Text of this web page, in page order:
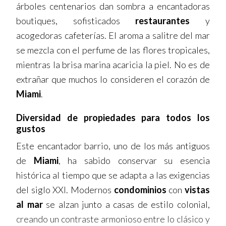
árboles centenarios dan sombra a encantadoras
boutiques, sofisticados restaurantes y
acogedoras cafeterías. El aroma a salitre del mar
se mezcla con el perfume de las flores tropicales,
mientras la brisa marina acaricia la piel. No es de
extrañar que muchos lo consideren el corazón de
Miami.
Diversidad de propiedades para todos los
gustos
Este encantador barrio, uno de los más antiguos
de Miami, ha sabido conservar su esencia
histórica al tiempo que se adapta a las exigencias
del siglo XXI. Modernos condominios convistas
al marse alzan junto a casas de estilo colonial,
creando un contraste armonioso entre lo clásico y